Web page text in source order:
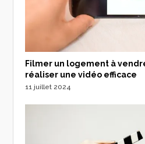
Filmer un logement à
réaliser une vidéo efficace
11 juillet 2024